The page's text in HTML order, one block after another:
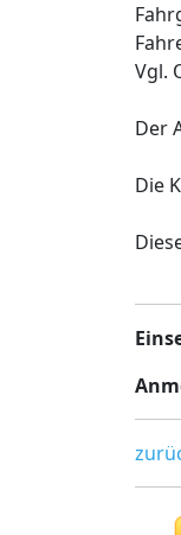
Vgl.
Der
Die